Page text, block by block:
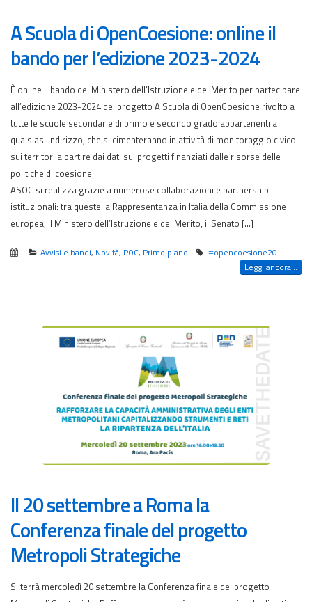
A Scuola di OpenCoesione: online il
bando per l’edizione 2023-2024
È online il bando del Ministero dell’Istruzione e del Merito per partecipare
all’edizione 2023-2024 del progetto A Scuola di OpenCoesione rivolto a
tutte le scuole secondarie di primo e secondo grado appartenenti a
qualsiasi indirizzo, che si cimenteranno in attività di monitoraggio civico
sui territori a partire dai dati sui progetti finanziati dalle risorse delle
politiche di coesione.
ASOC si realizza grazie a numerose collaborazioni e partnership
istituzionali: tra queste la Rappresentanza in Italia della Commissione
europea, il Ministero dell’Istruzione e del Merito, il Senato […]
Avvisi e bandi, Novità, POC, Primo piano #opencoesione20
Leggi ancora...
Il 20 settembre a Roma la
Conferenza finale del progetto
Metropoli Strategiche
Si terrà mercoledì 20 settembre la Conferenza finale del progetto